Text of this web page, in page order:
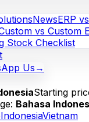
NewsERP
vs Custom
Stock Checklist
Us →
Starting
Bahasa
IndonesiaVietnam